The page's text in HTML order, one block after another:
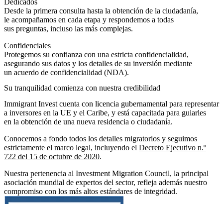
Dedicados
Desde la primera consulta hasta la obtención de la ciudadanía,
le acompañamos en cada etapa y respondemos a todas
sus preguntas, incluso las más complejas.
Confidenciales
Protegemos su confianza con una estricta confidencialidad,
asegurando sus datos y los detalles de su inversión mediante
un acuerdo de confidencialidad (NDA).
Su tranquilidad comienza con nuestra credibilidad
Immigrant Invest cuenta con licencia gubernamental para representar
a inversores en la UE y el Caribe, y está capacitada para guiarles
en la obtención de una nueva residencia o ciudadanía.
Conocemos a fondo todos los detalles migratorios y seguimos
estrictamente el marco legal, incluyendo el Decreto Ejecutivo n.º
722 del 15 de octubre de 2020.
Nuestra pertenencia al Investment Migration Council, la principal
asociación mundial de expertos del sector, refleja además nuestro
compromiso con los más altos estándares de integridad.